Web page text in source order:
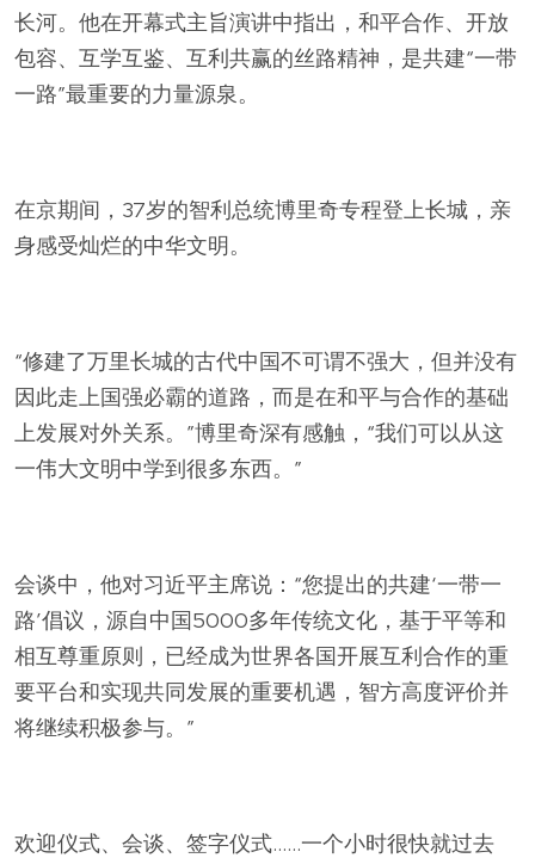
长河。他在开幕式主旨演讲中指出，和平合作、开放
包容、互学互鉴、互利共赢的丝路精神，是共建“一带
一路”最重要的力量源泉。
在京期间，37岁的智利总统博里奇专程登上长城，亲
身感受灿烂的中华文明。
“修建了万里长城的古代中国不可谓不强大，但并没有
因此走上国强必霸的道路，而是在和平与合作的基础
上发展对外关系。”博里奇深有感触，“我们可以从这
一伟大文明中学到很多东西。”
会谈中，他对习近平主席说：“您提出的共建‘一带一
路’倡议，源自中国5000多年传统文化，基于平等和
相互尊重原则，已经成为世界各国开展互利合作的重
要平台和实现共同发展的重要机遇，智方高度评价并
将继续积极参与。”
欢迎仪式、会谈、签字仪式……一个小时很快就过去